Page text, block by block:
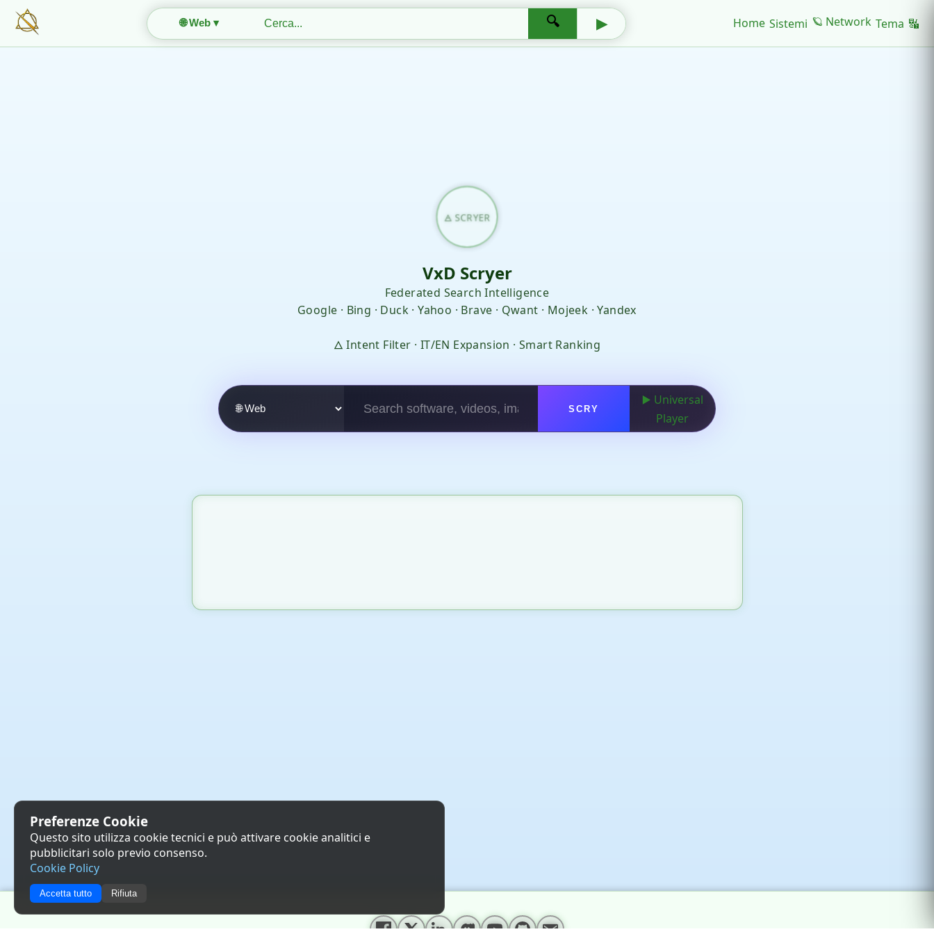
🌐 Web ▾ 🔍 ▶ Home Sistemi 🪐 Network Tema 🔣
Preferenze Cookie
Questo sito utilizza cookie tecnici e può attivare cookie analitici e
pubblicitari solo previo consenso.
Cookie Policy
Accetta tutto Rifiuta
🜁 SCRYER
VxD Scryer
Federated Search Intelligence
Google · Bing · Duck · Yahoo · Brave · Qwant · Mojeek · Yandex
🜂 Intent Filter · IT/EN Expansion · Smart Ranking
SCRY
▶️ Universal
Player